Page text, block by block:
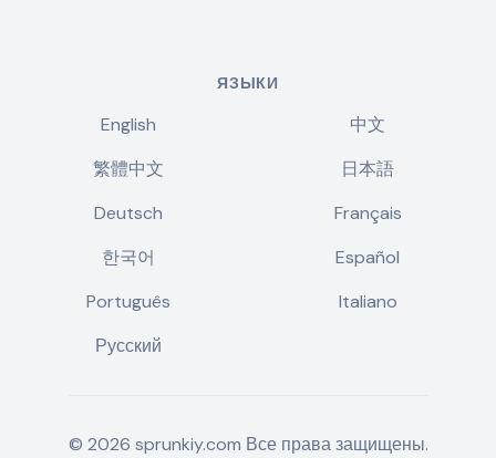
ЯЗЫКИ
English
中文
繁體中文
日本語
Deutsch
Français
한국어
Español
Português
Italiano
Русский
© 2026 sprunkiy.com Все права защищены.